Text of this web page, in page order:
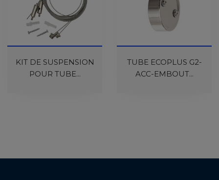
KIT DE SUSPENSION
POUR TUBE...
TUBE ECOPLUS G2-
ACC-EMBOUT...